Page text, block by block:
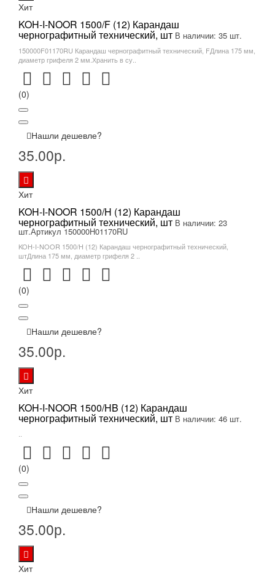
Хит
KOH-I-NOOR 1500/F (12) Карандаш
чернографитный технический, шт В наличии: 35 шт.
150000F01170RU Карандаш чернографитный технический, FДлина 175 мм,
диаметр грифеля 2 мм.Хранить в су..
(0)
Нашли дешевле?
35.00р.
Хит
KOH-I-NOOR 1500/H (12) Карандаш
чернографитный технический, шт В наличии: 23
шт.Артикул 150000H01170RU
KOH-I-NOOR 1500/H (12) Карандаш чернографитный технический,
штДлина 175 мм, диаметр грифеля 2 ..
(0)
Нашли дешевле?
35.00р.
Хит
KOH-I-NOOR 1500/HB (12) Карандаш
чернографитный технический, шт В наличии: 46 шт.
(0)
Нашли дешевле?
35.00р.
Хит